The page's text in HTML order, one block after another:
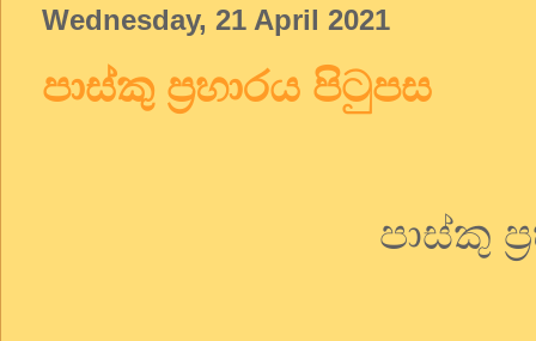
Wednesday, 21 April 2021
පාස්කු ප්‍රහාරය පිටුපස
පාස්කු